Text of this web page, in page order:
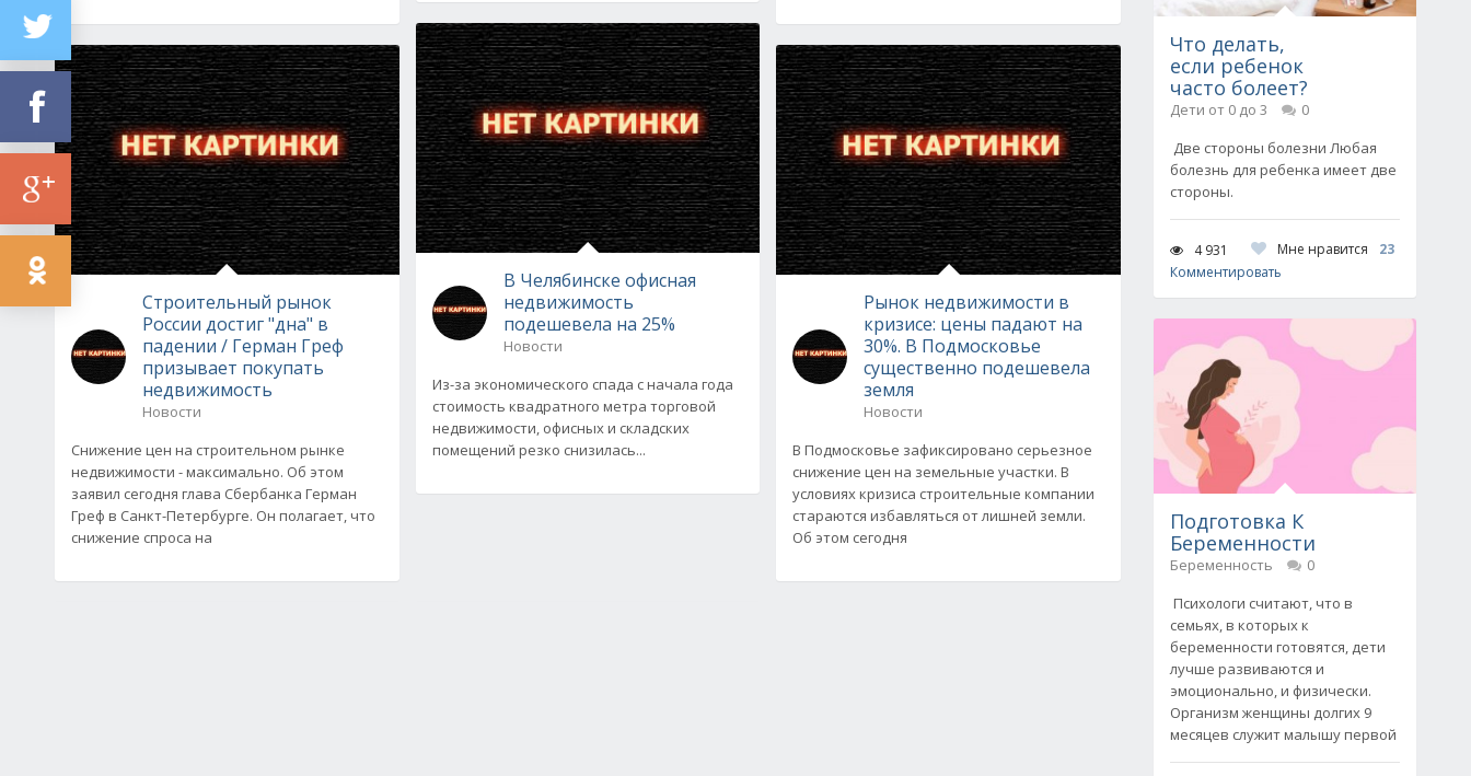
Строительный рынок
России достиг "дна" в
падении / Герман Греф
призывает покупать
недвижимость
Новости
Снижение цен на строительном рынке
недвижимости - максимально. Об этом
заявил сегодня глава Сбербанка Герман
Греф в Санкт-Петербурге. Он полагает, что
снижение спроса на
В Челябинске офисная
недвижимость
подешевела на 25%
Новости
Из-за экономического спада с начала года
стоимость квадратного метра торговой
недвижимости, офисных и складских
помещений резко снизилась...
Рынок недвижимости в
кризисе: цены падают на
30%. В Подмосковье
существенно подешевела
земля
Новости
В Подмосковье зафиксировано серьезное
снижение цен на земельные участки. В
условиях кризиса строительные компании
стараются избавляться от лишней земли.
Об этом сегодня
Что делать,
если ребенок
часто болеет?
Дети от 0 до 3
0
Две стороны болезни Любая
болезнь для ребенка имеет две
стороны.
4 931 Мне нравится
23
Комментировать
Подготовка К
Беременности
Беременность
0
Психологи считают, что в
семьях, в которых к
беременности готовятся, дети
лучше развиваются и
эмоционально, и физически.
Организм женщины долгих 9
месяцев служит малышу первой